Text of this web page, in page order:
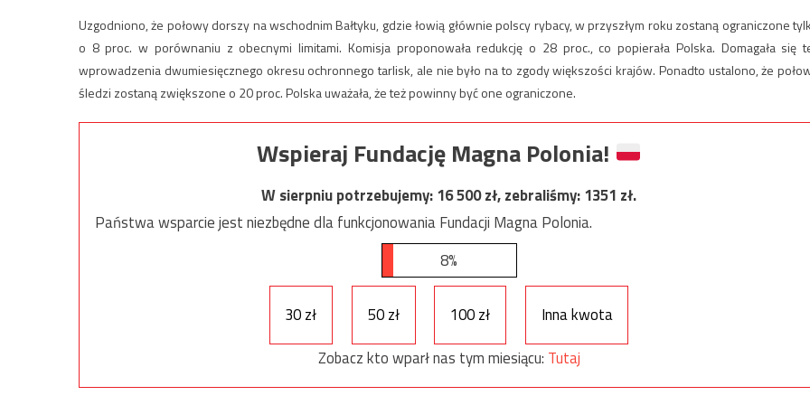
Uzgodniono, że połowy dorszy na wschodnim Bałtyku, gdzie łowią głównie polscy rybacy, w przyszłym roku zostaną ograniczone
o 8 proc. w porównaniu z obecnymi limitami. Komisja proponowała redukcję o 28 proc., co popierała Polska. Domagała się
wprowadzenia dwumiesięcznego okresu ochronnego tarlisk, ale nie było na to zgody większości krajów. Ponadto ustalono, że
śledzi zostaną zwiększone o 20 proc. Polska uważała, że też powinny być one ograniczone.
Wspieraj Fundację Magna Polonia!
W sierpniu potrzebujemy:16 500zł, zebraliśmy:1351 zł.
Państwa wsparcie jest niezbędne dla funkcjonowania Fundacji Magna Polonia.
8%
30 zł 50 zł 100 zł
Inna kwota
Zobacz kto wparł nas tym miesiącu: Tutaj